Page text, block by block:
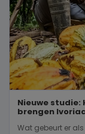
Nieuwe
brengen
Wat gebeurt er als